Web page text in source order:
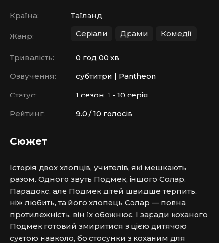
Країна: Таїланд
Жанр: Серіали Драми Комедії
Тривалість:
0 год 00 хв
Озвучення:
субтитри | Pantheon
Статус:
1 сезон, 1 - 10 серія
Рейтинг:
9.0 / 10 голосів
Сюжет
Історія двох хлопців, учителів, які мешкають
разом. Одного звуть Подмек, іншого Солар.
Парадокс, але Подмек дітей швидше терпить,
ніж любить, та його хлопець Солар — повна
протилежність, він їх обожнює. І заради коханого
Подмек готовий змиритися з цією дитячою
суєтою навколо, бо стосунки з коханим для